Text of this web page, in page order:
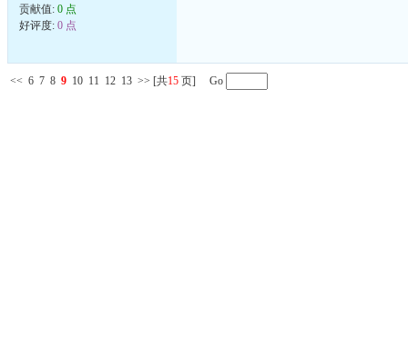
贡献值: 0 点
好评度: 0 点
<< 6 7 8 9 10 11 12 13 >> [共15 页] Go